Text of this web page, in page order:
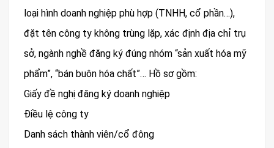
loại hình doanh nghiệp phù hợp (TNHH, cổ phần…),
đặt tên công ty không trùng lặp, xác định địa chỉ trụ
sở, ngành nghề đăng ký đúng nhóm “sản xuất hóa mỹ
phẩm”, “bán buôn hóa chất”… Hồ sơ gồm:
Giấy đề nghị đăng ký doanh nghiệp
Điều lệ công ty
Danh sách thành viên/cổ đông